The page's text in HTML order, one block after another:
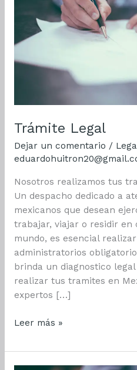
Trámite Legal
Dejar un comentario /
Nosotros realizamos tus
Un despacho dedicado a
mexicanos que desean
trabajar, viajar o residir en
mundo, es esencial
administratorios
brinda un diagnostico
realizar tus tramites en
expertos […]
Trámite
Leer más »